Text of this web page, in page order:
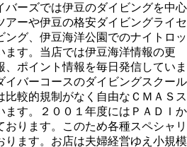
バーズでは伊豆のダイビングを中心
アーや伊豆の格安ダイビングライセ
ング、伊豆海洋公園でのナイトロッ
ます。当店では伊豆海洋情報の更
ポイント情報を毎日発信していま
イバーコースのダイビングスクール
較的規制がなく自由なＣＭＡＳス
ます。２００１年度にはＰＡＤＩか
おります。このため各種スペシャリ
ります。お店は夫婦経営ゆえ小規模